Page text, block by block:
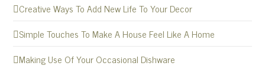
Creative Ways To Add New Life To Your Decor
Simple Touches To Make A House Feel Like A Home
Making Use Of Your Occasional Dishware